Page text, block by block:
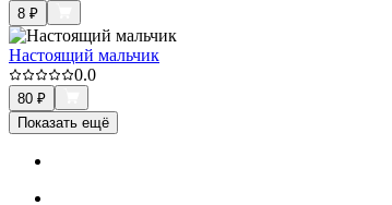
8 ₽
Настоящий мальчик
0.0
80 ₽
Показать ещё